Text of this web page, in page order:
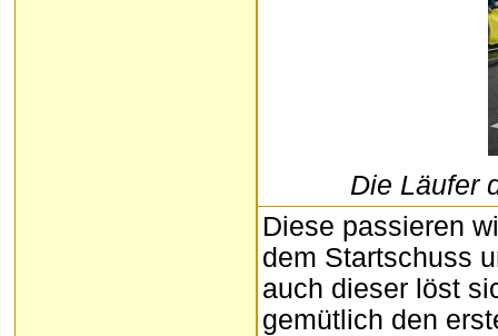
Die Läufer
Diese passieren
dem Startschuss
auch dieser löst
gemütlich den